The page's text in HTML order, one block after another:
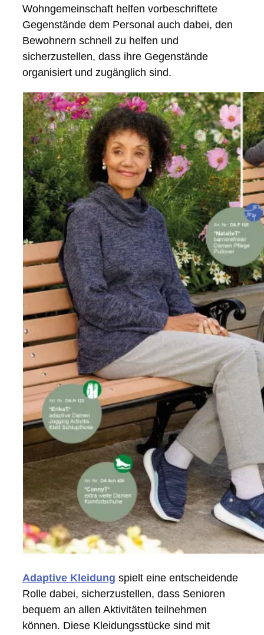
Wohngemeinschaft helfen vorbeschriftete
Gegenstände dem Personal auch dabei, den
Bewohnern schnell zu helfen und
sicherzustellen, dass ihre Gegenstände
organisiert und zugänglich sind.
Adaptive Kleidung spielt eine entscheidende
Rolle dabei, sicherzustellen, dass Senioren
bequem an allen Aktivitäten teilnehmen
können. Diese Kleidungsstücke sind mit